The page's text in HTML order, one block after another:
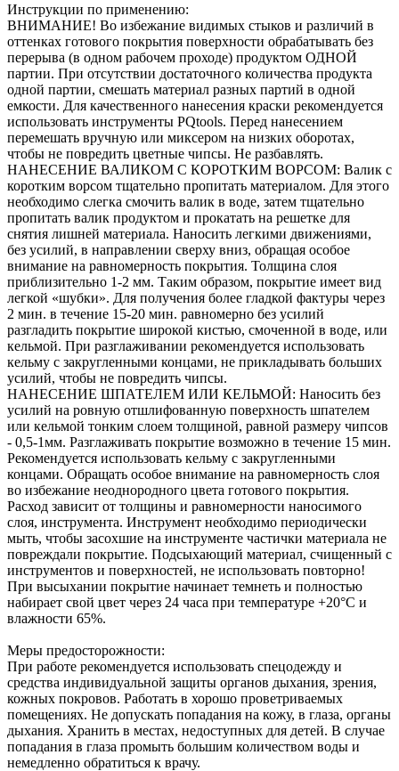
Инструкции по применению:
ВНИМАНИЕ! Во избежание видимых стыков и различий в
оттенках готового покрытия поверхности обрабатывать без
перерыва (в одном рабочем проходе) продуктом ОДНОЙ
партии. При отсутствии достаточного количества продукта
одной партии, смешать материал разных партий в одной
емкости. Для качественного нанесения краски рекомендуется
использовать инструменты PQtools. Перед нанесением
перемешать вручную или миксером на низких оборотах,
чтобы не повредить цветные чипсы. Не разбавлять.
НАНЕСЕНИЕ ВАЛИКОМ С КОРОТКИМ ВОРСОМ: Валик с
коротким ворсом тщательно пропитать материалом. Для этого
необходимо слегка смочить валик в воде, затем тщательно
пропитать валик продуктом и прокатать на решетке для
снятия лишней материала. Наносить легкими движениями,
без усилий, в направлении сверху вниз, обращая особое
внимание на равномерность покрытия. Толщина слоя
приблизительно 1-2 мм. Таким образом, покрытие имеет вид
легкой «шубки». Для получения более гладкой фактуры через
2 мин. в течение 15-20 мин. равномерно без усилий
разгладить покрытие широкой кистью, смоченной в воде, или
кельмой. При разглаживании рекомендуется использовать
кельму с закругленными концами, не прикладывать больших
усилий, чтобы не повредить чипсы.
НАНЕСЕНИЕ ШПАТЕЛЕМ ИЛИ КЕЛЬМОЙ: Наносить без
усилий на ровную отшлифованную поверхность шпателем
или кельмой тонким слоем толщиной, равной размеру чипсов
- 0,5-1мм. Разглаживать покрытие возможно в течение 15 мин.
Рекомендуется использовать кельму с закругленными
концами. Обращать особое внимание на равномерность слоя
во избежание неоднородного цвета готового покрытия.
Расход зависит от толщины и равномерности наносимого
слоя, инструмента. Инструмент необходимо периодически
мыть, чтобы засохшие на инструменте частички материала не
повреждали покрытие. Подсыхающий материал, счищенный с
инструментов и поверхностей, не использовать повторно!
При высыхании покрытие начинает темнеть и полностью
набирает свой цвет через 24 часа при температуре +20°C и
влажности 65%.
Меры предосторожности:
При работе рекомендуется использовать спецодежду и
средства индивидуальной защиты органов дыхания, зрения,
кожных покровов. Работать в хорошо проветриваемых
помещениях. Не допускать попадания на кожу, в глаза, органы
дыхания. Хранить в местах, недоступных для детей. В случае
попадания в глаза промыть большим количеством воды и
немедленно обратиться к врачу.